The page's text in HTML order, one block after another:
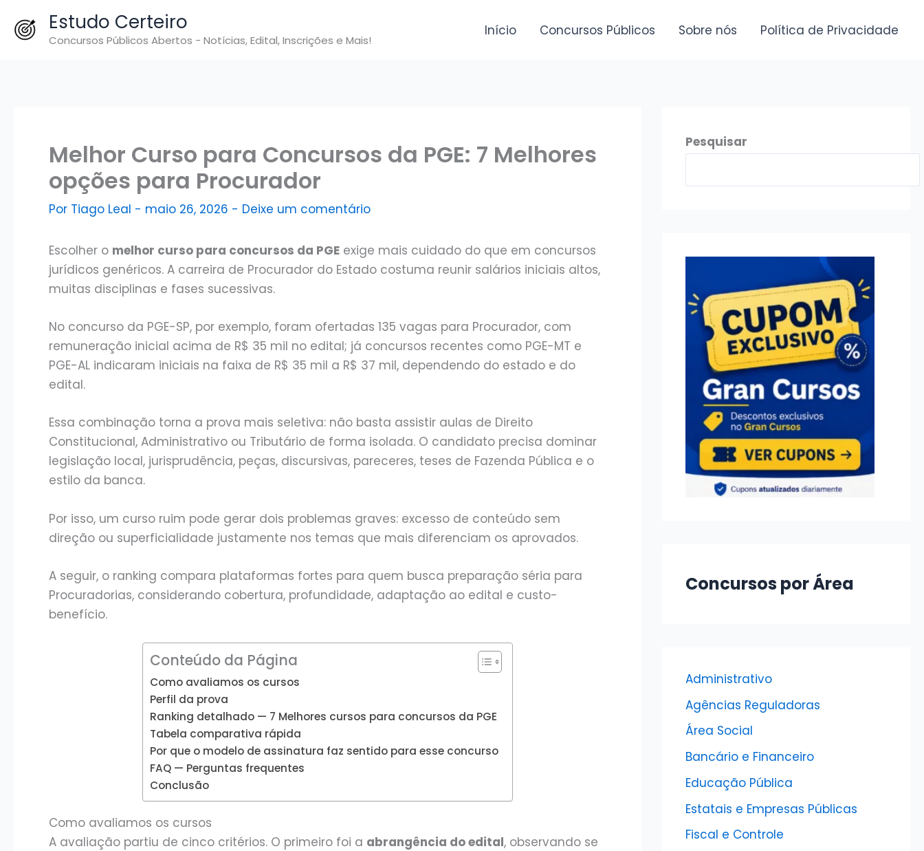
para
Estudo Certeiro
Concursos Públicos Abertos - Notícias, Edital, Inscrições e Mais!
Início Concursos Públicos Sobre nós Política de Privacidade
Melhor Curso para Concursos da PGE: 7 Melhores
opções para Procurador
Por Tiago Leal - maio 26, 2026 - Deixe um comentário
Escolher o melhor curso para concursos da PGE exige mais cuidado do que em concursos
jurídicos genéricos. A carreira de Procurador do Estado costuma reunir salários iniciais altos,
muitas disciplinas e fases sucessivas.
No concurso da PGE-SP, por exemplo, foram ofertadas 135 vagas para Procurador, com
remuneração inicial acima de R$ 35 mil no edital; já concursos recentes como PGE-MT e
PGE-AL indicaram iniciais na faixa de R$ 35 mil a R$ 37 mil, dependendo do estado e do
edital.
Essa combinação torna a prova mais seletiva: não basta assistir aulas de Direito
Constitucional, Administrativo ou Tributário de forma isolada. O candidato precisa dominar
legislação local, jurisprudência, peças, discursivas, pareceres, teses de Fazenda Pública e o
estilo da banca.
Por isso, um curso ruim pode gerar dois problemas graves: excesso de conteúdo sem
direção ou superficialidade justamente nos temas que mais diferenciam os aprovados.
A seguir, o ranking compara plataformas fortes para quem busca preparação séria para
Procuradorias, considerando cobertura, profundidade, adaptação ao edital e custo-
benefício.
Conteúdo da Página
Como avaliamos os cursos
Perfil da prova
Ranking detalhado — 7 Melhores cursos para concursos da PGE
Tabela comparativa rápida
Por que o modelo de assinatura faz sentido para esse concurso
FAQ — Perguntas frequentes
Conclusão
Como avaliamos os cursos
A avaliação partiu de cinco critérios. O primeiro foi a abrangência do edital, observando se
Pesquisar
Concursos por Área
Administrativo
Agências Reguladoras
Área Social
Bancário e Financeiro
Educação Pública
Estatais e Empresas Públicas
Fiscal e Controle